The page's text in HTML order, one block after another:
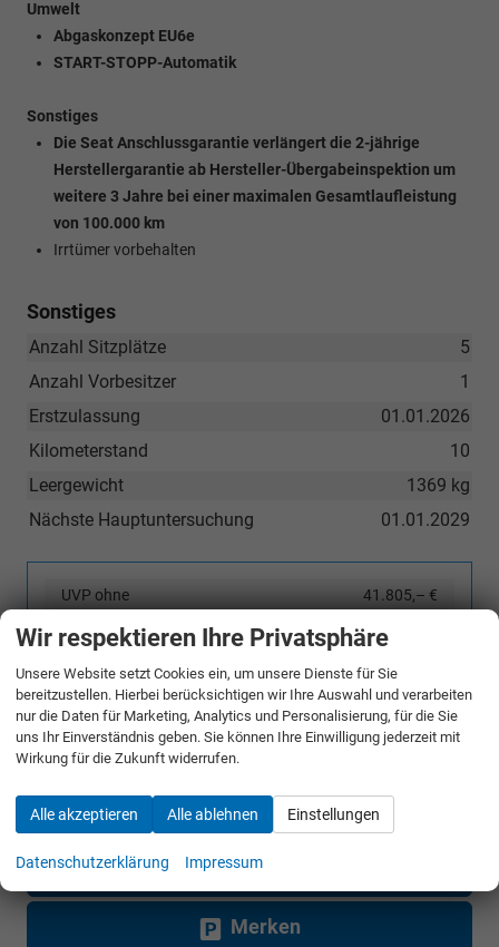
Umwelt
Abgaskonzept EU6e
START-STOPP-Automatik
Sonstiges
Die Seat Anschlussgarantie verlängert die 2-jährige
Herstellergarantie ab Hersteller-Übergabeinspektion um
weitere 3 Jahre bei einer maximalen Gesamtlaufleistung
von 100.000 km
Irrtümer vorbehalten
Sonstiges
5
Anzahl Sitzplätze
1
Anzahl Vorbesitzer
01.01.2026
Erstzulassung
10
Kilometerstand
1369 kg
Leergewicht
01.01.2029
Nächste Hauptuntersuchung
UVP ohne
41.805,– €
Sie sparen:
28,3%
Gesamtpreis 29.990,– €
incl. 19% MwSt. und den Kosten für Überführung und Kfz-Brief
Bestellunterlagen anfordern
Angebot anfordern
Merken
Wir respektieren Ihre Privatsphäre
Unsere Website setzt Cookies ein, um unsere Dienste für Sie
bereitzustellen. Hierbei berücksichtigen wir Ihre Auswahl und verarbeiten
nur die Daten für Marketing, Analytics und Personalisierung, für die Sie
uns Ihr Einverständnis geben. Sie können Ihre Einwilligung jederzeit mit
Wirkung für die Zukunft widerrufen.
Alle akzeptieren Alle ablehnen Einstellungen
Datenschutzerklärung Impressum